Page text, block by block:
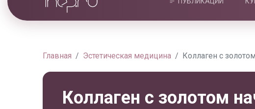
Главная Эстетическая медицина Коллаген с
Коллаген с золотом